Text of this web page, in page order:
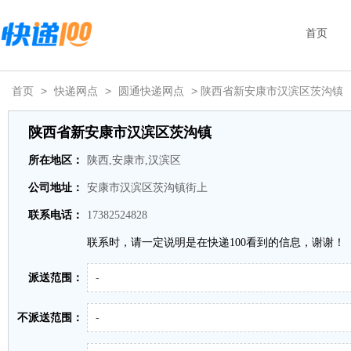
首页
首页 > 快递网点 > 圆通快递网点 > 陕西省新安康市汉滨区茨沟镇
陕西省新安康市汉滨区茨沟镇
所在地区： 陕西,安康市,汉滨区
公司地址： 安康市汉滨区茨沟镇街上
联系电话： 17382524828
联系时，请一定说明是在快递100看到的信息，谢谢！
派送范围： -
不派送范围： -